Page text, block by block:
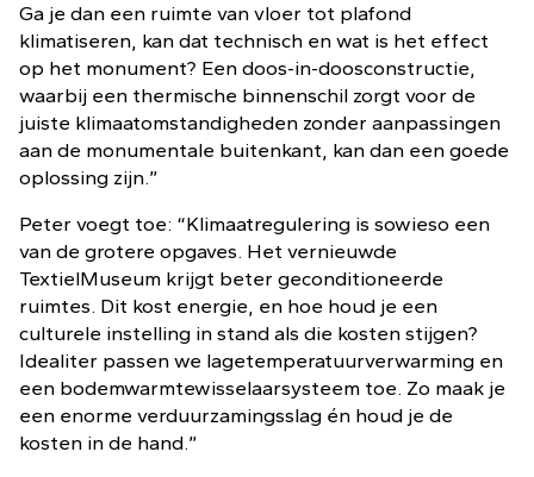
Ga je dan een ruimte van vloer tot plafond
klimatiseren, kan dat technisch en wat is het effect
op het monument? Een doos-in-doosconstructie,
waarbij een thermische binnenschil zorgt voor de
juiste klimaatomstandigheden zonder aanpassingen
aan de monumentale buitenkant, kan dan een goede
oplossing zijn.”
Peter voegt toe: “Klimaatregulering is sowieso een
van de grotere opgaves. Het vernieuwde
TextielMuseum krijgt beter geconditioneerde
ruimtes. Dit kost energie, en hoe houd je een
culturele instelling in stand als die kosten stijgen?
Idealiter passen we lagetemperatuurverwarming en
een bodemwarmtewisselaarsysteem toe. Zo maak je
een enorme verduurzamingsslag én houd je de
kosten in de hand.”